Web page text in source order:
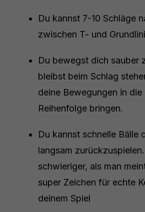
Du kannst 7-10 Schläge
zwischen T- und
Du bewegst dich sauber
bleibst beim Schlag
deine Bewegungen in die
Reihenfolge bringen.
Du kannst schnelle Bälle
langsam
schwieriger, als man
super Zeichen für echte
deinem Spiel